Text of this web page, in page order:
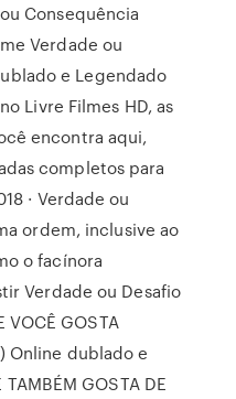
Consequência
Verdade ou
e Legendado
Livre Filmes HD, as
encontra aqui,
completos para
· Verdade ou
ordem, inclusive ao
o facínora
Verdade ou Desafio
VOCÊ GOSTA
Online dublado e
GOSTA DE